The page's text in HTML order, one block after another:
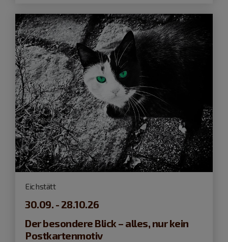
Eichstätt
30.09. - 28.10.26
Der besondere Blick – alles, nur kein
Postkartenmotiv